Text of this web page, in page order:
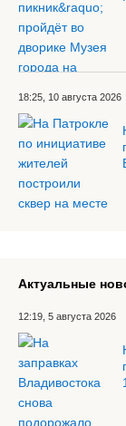
18:25, 10 августа 2026
Актуальные
12:19, 5 августа 2026